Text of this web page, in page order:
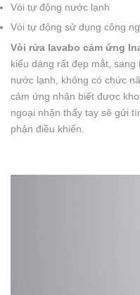
Vòi tự động nước lạnh
Vòi tự động sử dụng công
Vòi rửa lavabo cảm ứng
kiểu dáng rất đẹp mắt,
nước lạnh, không có chức
cảm ứng nhận biết được
ngoại nhận thấy tay sẽ gửi
phận điều khiển.